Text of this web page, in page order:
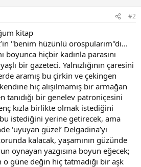
#2
kitap
''benim hüzünlü orospularım''dı...
boyunca hiçbir kadınla parasını
bir gazeteci. Yalnızlığının çaresini
aramış bu çirkin ve çekingen
hiç alışılmamış bir armağan
tanıdığı bir genelev patroniçesini
kızla birlikte olmak istediğini
istediğini yerine getirecek, ama
‘uyuyan güzel’ Delgadina’yı
kalacak, yaşamının güzünde
oynayan yazgısına boyun eğecek;
o güne değin hiç tatmadığı bir aşk